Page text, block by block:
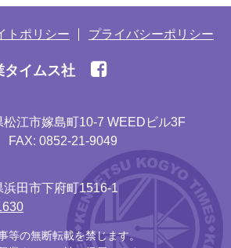
トポリシー プライバシーポリシー
タイムス社
松江市嫁島町10-7 WEEDビル3F
FAX: 0852-21-9049
浜田市下府町1516-1
等の無断転載を禁じます。